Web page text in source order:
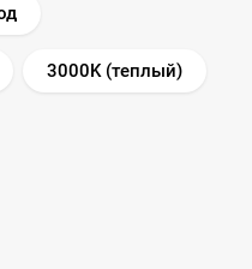
3000K (теплый)